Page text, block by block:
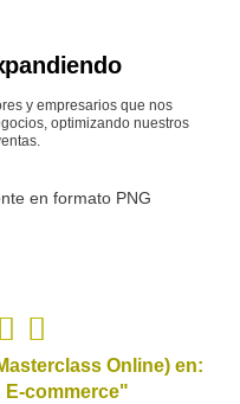
y empresarios que nos
optimizando nuestros
Online) en:
E-commerce"